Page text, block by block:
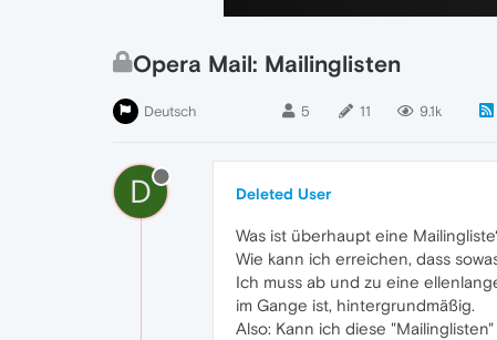
Opera Mail: Mailinglisten
Deutsch 5 11 9.1k
D Deleted User
Was ist überhaupt eine
Wie kann ich erreichen, dass
Ich muss ab und zu eine
im Gange ist, hintergrundmäßig.
Also: Kann ich diese